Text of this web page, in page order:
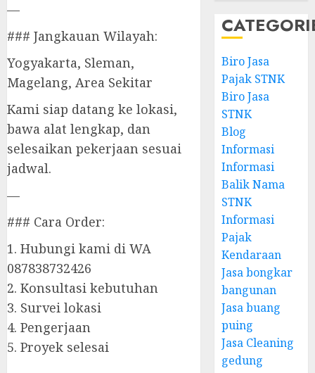
—
### Jangkauan Wilayah:
Yogyakarta, Sleman,
Magelang, Area Sekitar
Kami siap datang ke lokasi,
bawa alat lengkap, dan
selesaikan pekerjaan sesuai
jadwal.
—
### Cara Order:
1. Hubungi kami di WA
087838732426
2. Konsultasi kebutuhan
3. Survei lokasi
4. Pengerjaan
5. Proyek selesai
Biro Jasa
Pajak STNK
Biro Jasa
STNK
Blog
Informasi
Informasi
Balik Nama
STNK
Informasi
Pajak
Kendaraan
Jasa bongkar
bangunan
Jasa buang
puing
Jasa Cleaning
gedung